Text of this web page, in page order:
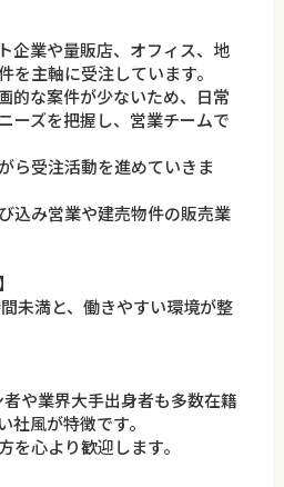
企業や量販店、オフィス、地
を主軸に受注しています。
的な案件が少ないため、日常
ーズを把握し、営業チームで
ら受注活動を進めていきま
込み営業や建売物件の販売業
未満と、働きやすい環境が整
や業界大手出身者も多数在籍
社風が特徴です。
を心より歓迎します。